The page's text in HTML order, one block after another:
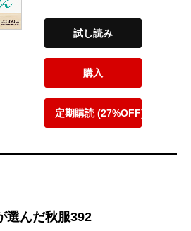
試し読み
購入
定期購読 (27%OFF)
選んだ秋服392